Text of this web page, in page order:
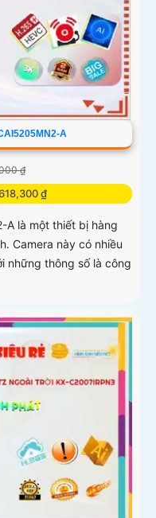
A
₫
₫
A là một thiết bị hàng
Camera này có nhiều
những thông số là công